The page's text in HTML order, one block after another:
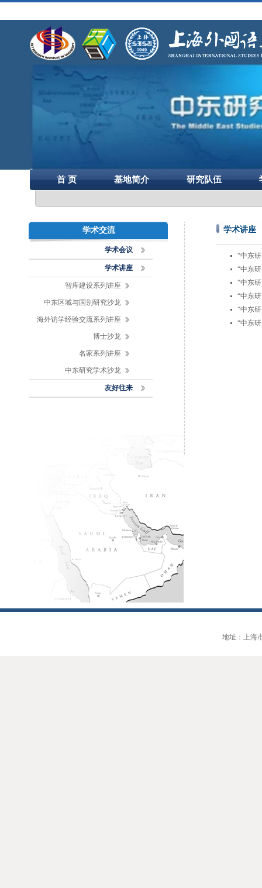
首 页 基地简介 研究队伍
学术交流
学术会议
学术讲座
智库建设系列讲座
中东区域与国别研究沙龙
海外访学经验交流系列讲座
博士沙龙
名家系列讲座
中东研究学术沙龙
友好往来
学术讲座
“中东
“中东
“中东
“中东
“中东
“中东
地址：上海